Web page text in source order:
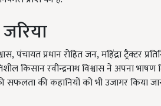
,पंचायत प्रधान रोहित जन,महिंद्रा ट्रैक्टर
किसान रवीन्द्रनाथ विश्वास ने अपना भाषण
की कहानियों को भी उजागर किया